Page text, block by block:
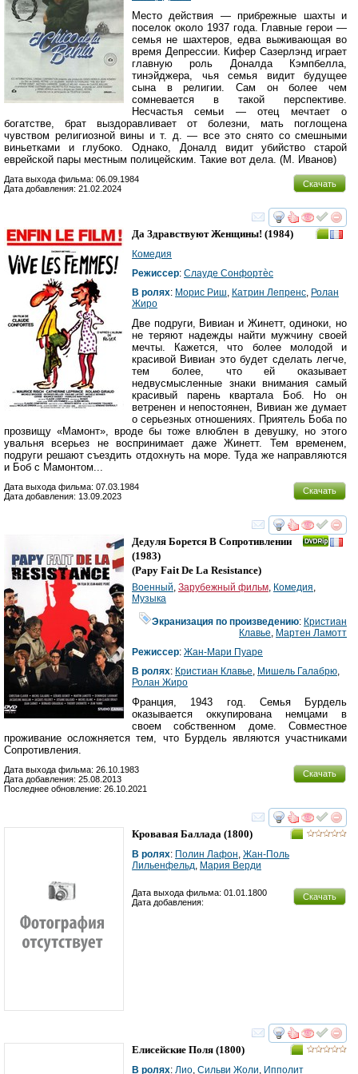
Место действия — прибрежные шахты и
поселок около 1937 года. Главные герои —
семья не шахтеров, едва выживающая во
время Депрессии. Кифер Сазерлэнд играет
главную роль Доналда Кэмпбелла,
тинэйджера, чья семья видит будущее
сына в религии. Сам он более чем
сомневается в такой перспективе.
Несчастья семьи — отец мечтает о
богатстве, брат выздоравливает от болезни, мать поглощена
чувством религиозной вины и т. д. — все это снято со смешными
виньетками и глубоко. Однако, Доналд видит убийство старой
еврейской пары местным полицейским. Такие вот дела. (М. Иванов)
Скачать
Дата выхода фильма: 06.09.1984
Дата добавления: 21.02.2024
смотреть
Да Здравствуют Женщины! (1984)
Комедия
Режиссер: Cлауде Cонфортèс
В ролях: Морис Риш, Катрин Лепренс, Ролан
Жиро
Две подруги, Вивиан и Жинетт, одиноки, но
не теряют надежды найти мужчину своей
мечты. Кажется, что более молодой и
красивой Вивиан это будет сделать легче,
тем более, что ей оказывает
недвусмысленные знаки внимания самый
красивый парень квартала Боб. Но он
ветренен и непостоянен, Вивиан же думает
о серьезных отношениях. Приятель Боба по
прозвищу «Мамонт», вроде бы тоже влюблен в девушку, но этого
увальня всерьез не воспринимает даже Жинетт. Тем временем,
подруги решают съездить отдохнуть на море. Туда же направляются
и Боб с Мамонтом...
Скачать
Дата выхода фильма: 07.03.1984
Дата добавления: 13.09.2023
смотреть
Дедуля Борется В Сопротивлении
(1983)
(Papy Fait De La Resistance)
Военный, Зарубежный фильм, Комедия,
Музыка
Экранизация по произведению: Кристиан
Клавье, Мартен Ламотт
Режиссер: Жан-Мари Пуаре
В ролях: Кристиан Клавье, Мишель Галабрю,
Ролан Жиро
Франция, 1943 год. Семья Бурдель
оказывается оккупирована немцами в
своем собственном доме. Совместное
проживание осложняется тем, что Бурдель являются участниками
Сопротивления.
Скачать
Дата выхода фильма: 26.10.1983
Дата добавления: 25.08.2013
Последнее обновление: 26.10.2021
смотреть
Кровавая Баллада (1800)
В ролях: Полин Лафон, Жан-Поль
Лильенфельд, Мария Верди
Скачать
Дата выхода фильма: 01.01.1800
Дата добавления:
смотреть
Елисейские Поля (1800)
В ролях: Лио, Сильви Жоли, Ипполит